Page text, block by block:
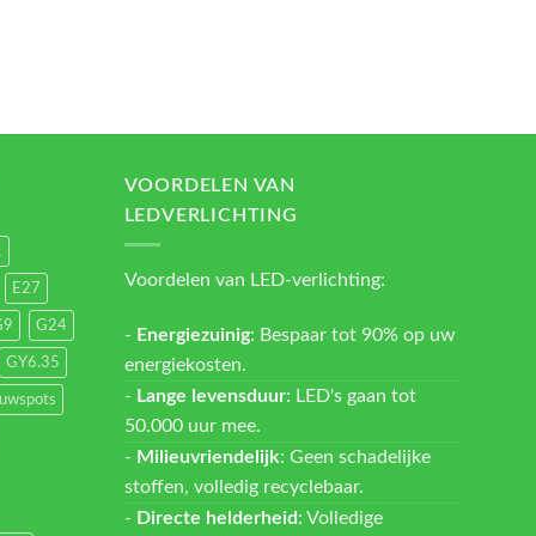
E27
G24
GY6.35
VOORDELEN VAN
LEDVERLICHTING
Voordelen van LED-verlichting:
- Energiezuinig: Bespaar tot 90% op uw
energiekosten.
- Lange levensduur: LED's gaan tot
50.000 uur mee.
- Milieuvriendelijk: Geen schadelijke
stoffen, volledig recyclebaar.
- Directe helderheid : Volledige